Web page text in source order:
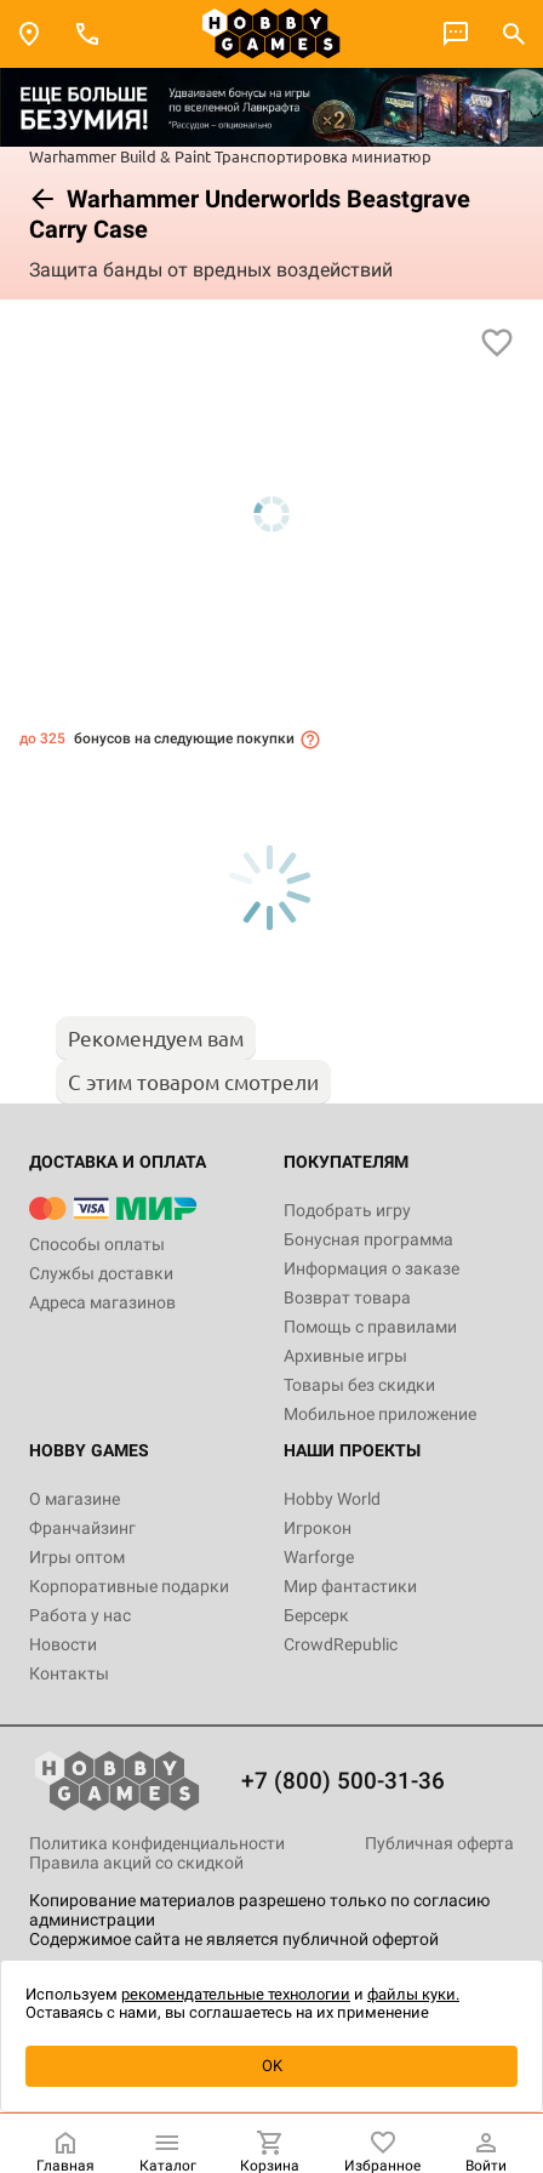
Warhammer Build & PaintТранспортировка миниатюр
Warhammer Underworlds Beastgrave
Carry Case
Защита банды от вредных воздействий
Уведомить о наличии
до 325 бонусов на следующие покупки
Рекомендуем вам
С этим товаром смотрели
ДОСТАВКА И ОПЛАТА
Способы оплаты
Службы доставки
Адреса магазинов
ПОКУПАТЕЛЯМ
Подобрать игру
Бонусная программа
Информация о заказе
Возврат товара
Помощь с правилами
Архивные игры
Товары без скидки
Мобильное приложение
HOBBY GAMES
О магазине
Франчайзинг
Игры оптом
Корпоративные подарки
Работа у нас
Новости
Контакты
НАШИ ПРОЕКТЫ
Hobby World
Игрокон
Warforge
Мир фантастики
Берсерк
CrowdRepublic
+7 (800) 500-31-36
Копирование материалов разрешено только по согласию
администрации
Содержимое сайта не является публичной офертой
Политика конфиденциальности
Публичная оферта
Правила акций со скидкой
технологии.
Главная Каталог Корзина Избранное Войти
Используем рекомендательные технологии и файлы куки.
Оставаясь с нами, вы соглашаетесь на их применение
OK